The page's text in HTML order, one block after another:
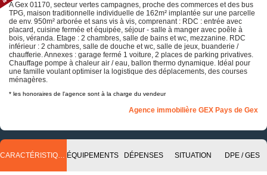
A Gex 01170, secteur vertes campagnes, proche des commerces et des bus
TPG, maison traditionnelle individuelle de 162m² implantée sur une parcelle
de env. 950m² arborée et sans vis à vis, comprenant : RDC : entrée avec
placard, cuisine fermée et équipée, séjour - salle à manger avec poêle à
bois, véranda. Etage : 2 chambres, salle de bains et wc, mezzanine. RDC
inférieur : 2 chambres, salle de douche et wc, salle de jeux, buanderie /
chaufferie. Annexes : garage fermé 1 voiture, 2 places de parking privatives.
Chauffage pompe à chaleur air / eau, ballon thermo dynamique. Idéal pour
une famille voulant optimiser la logistique des déplacements, des courses
ménagères.
* les honoraires de l'agence sont à la charge du vendeur
Agence immobilière GEX Pays de Gex
CARACTÉRISTIQUES ÉQUIPEMENTS DÉPENSES SITUATION DPE / GES